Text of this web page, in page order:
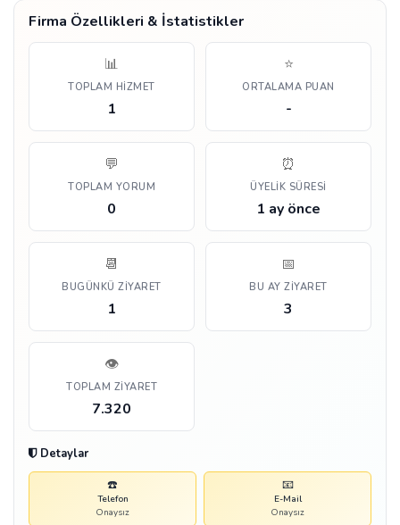
Firma Özellikleri & İstatistikler
📊
TOPLAM HIZMET
1
⭐
ORTALAMA PUAN
-
💬
TOPLAM YORUM
0
⏰
ÜYELIK SÜRESI
1 ay önce
📆
BUGÜNKÜ ZIYARET
1
📅
BU AY ZIYARET
3
👁️
TOPLAM ZIYARET
7.320
Detaylar
☎️
Telefon
Onaysız
📧
E-Mail
Onaysız